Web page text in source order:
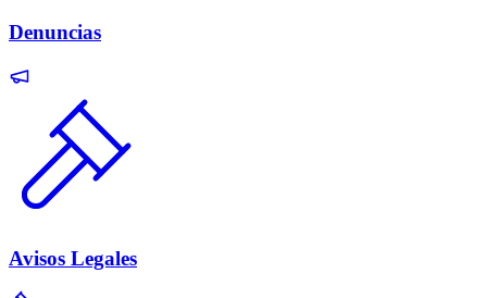
Denuncias
Avisos Legales